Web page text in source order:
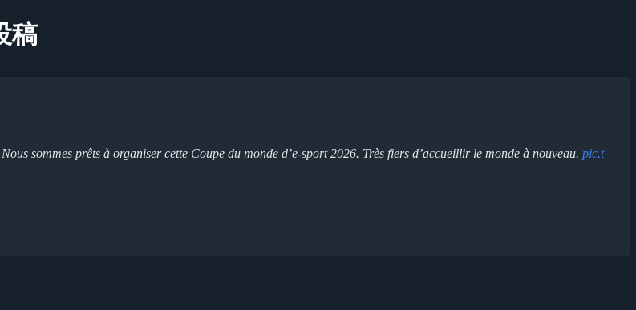
稿
sommes prêts à organiser cette Coupe du monde d’e-sport 2026. Très fiers d’accueillir le monde à nouveau. pic.t